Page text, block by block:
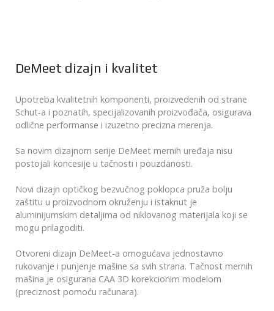
DeMeet dizajn i kvalitet
Upotreba kvalitetnih komponenti, proizvedenih od strane
Schut-a i poznatih, specijalizovanih proizvođača, osigurava
odlične performanse i izuzetno precizna merenja.
Sa novim dizajnom serije DeMeet mernih uređaja nisu
postojali koncesije u tačnosti i pouzdanosti.
Novi dizajn optičkog bezvučnog poklopca pruža bolju
zaštitu u proizvodnom okruženju i istaknut je
aluminijumskim detaljima od niklovanog materijala koji se
mogu prilagoditi.
Otvoreni dizajn DeMeet-a omogućava jednostavno
rukovanje i punjenje mašine sa svih strana. Tačnost mernih
mašina je osigurana CAA 3D korekcionim modelom
(preciznost pomoću računara).